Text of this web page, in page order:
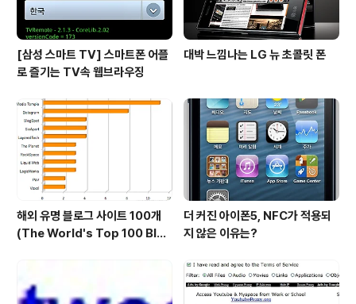
[삼성 스마트 TV] 스마트폰 어플
로 즐기는 TV속 웹브라우징
대박 느낌나는 LG 뉴 초콜릿 폰
해외 유명 블로그 사이트 100개
(The World's Top 100 Blog
더 커진 아이폰5, NFC가 적용되
지 않은 이유는?